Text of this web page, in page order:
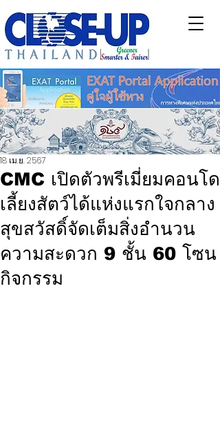
CMC เปิดตัวพรีเมี่ยมคอนโด
เลี้ยงสัตว์ได้แห่งแรกใจกลาง
สุขสวัสดิ์จัดเต็มสิ่งอำนวน
ความสะดวก 9 ชั้น 60 โซน
กิจกรรม
18 เม.ย. 2567